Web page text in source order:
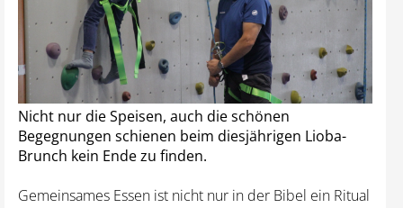
Nicht nur die Speisen, auch die schönen
Begegnungen schienen beim diesjährigen Lioba-
Brunch kein Ende zu finden.
Gemeinsames Essen ist nicht nur in der Bibel ein Ritual